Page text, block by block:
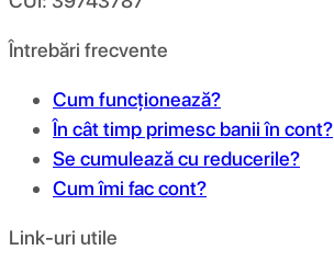
Întrebări frecvente
Cum funcționează?
În cât timp primesc banii în cont?
Se cumulează cu reducerile?
Cum îmi fac cont?
Link-uri utile